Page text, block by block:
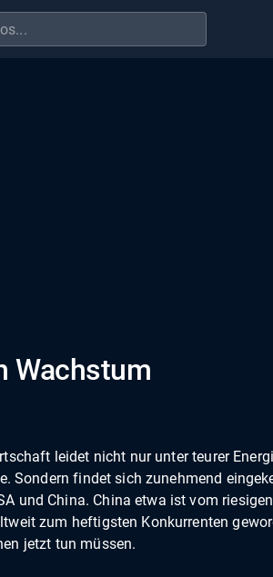
Wachstum
leidet nicht nur unter teurer
Sondern findet sich zunehmend
und China. China etwa ist vom riesigen
zum heftigsten Konkurrenten
jetzt tun müssen.